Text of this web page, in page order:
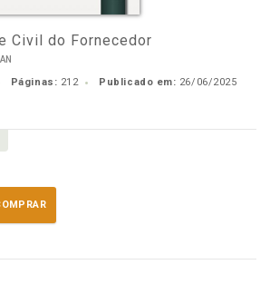
Civil do Fornecedor
Páginas: 212 Publicado em: 26/06/2025